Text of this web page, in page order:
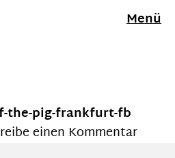
Menü
the-pig-frankfurt-fb
einen Kommentar